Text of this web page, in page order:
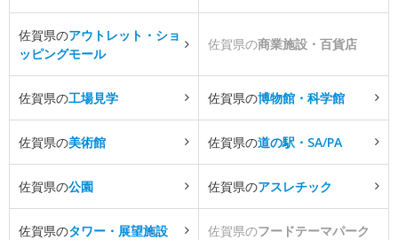
佐賀県のアウトレット・ショ
ッピングモール
佐賀県の商業施設・百貨店
佐賀県の工場見学 佐賀県の博物館・科学館
佐賀県の美術館 佐賀県の道の駅・SA/PA
佐賀県の公園 佐賀県のアスレチック
佐賀県のタワー・展望施設 佐賀県のフードテーマパーク